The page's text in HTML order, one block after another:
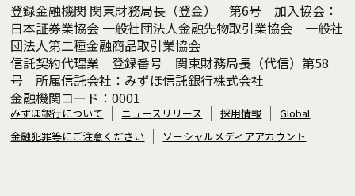
登録金融機関 関東財務局長（登金） 第6号 加入協会：
日本証券業協会 一般社団法人金融先物取引業協会 一般社
団法人第二種金融商品取引業協会
信託契約代理業 登録番号 関東財務局長（代信）第58
号 所属信託会社：みずほ信託銀行株式会社
金融機関コード：0001
みずほ銀行について ニュースリリース 採用情報
Global
金融犯罪等にご注意ください
ソーシャルメディアアカウント